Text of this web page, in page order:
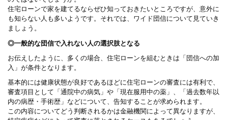
住宅ローンで家を建てるならぜひ知っておきたいところですが、意外に
も知らない人も多いようです。それでは、ワイド団信について見ていき
ましょう。
◎一般的な団信で入れない人の選択肢となる
お伝えしたように、多くの場合、住宅ローンを組むときは「団信への加
入」が条件となります。
基本的には健康状態が良好であるほどに住宅ローンの審査には有利で、
審査項目として「通院中の病気」や「現在服用中の薬」、「過去数年以
内の病歴・手術歴」などについて、告知することが求められます。
この内容についてどう判断されるかは金融機関によって異なりますが、